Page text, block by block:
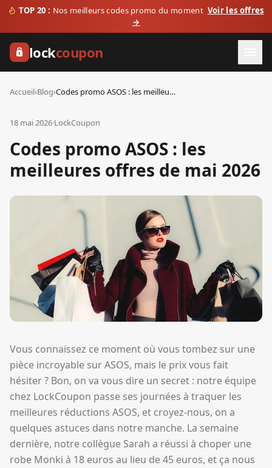
TOP 20 : Nos meilleurs codes promo du moment Voir les offres
→
lockcoupon
Accueil›Blog› Codes promo ASOS : les meilleures offres de mai 2026
18 mai 2026·LockCoupon
Codes promo ASOS : les
meilleures offres de mai 2026
Vous connaissez ce moment où vous tombez sur une
pièce incroyable sur ASOS, mais le prix vous fait
hésiter ? Bon, on va vous dire un secret : notre équipe
chez LockCoupon passe ses journées à traquer les
meilleures réductions ASOS, et croyez-nous, on a
quelques astuces dans notre manche. La semaine
dernière, notre collègue Sarah a réussi à choper une
robe Monki à 18 euros au lieu de 45 euros, et ça nous